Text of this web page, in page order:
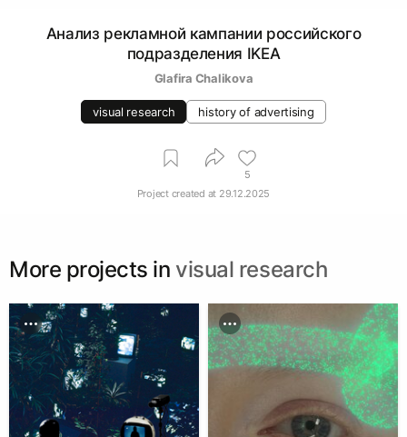
Анализ рекламной кампании российского
подразделения IKEA
Glafira Chalikova
visual research history of advertising
5
Project created at 29.12.2025
More projects in visual research